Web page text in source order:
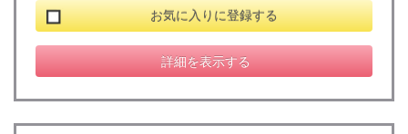
お気に入りに登録する
詳細を表示する